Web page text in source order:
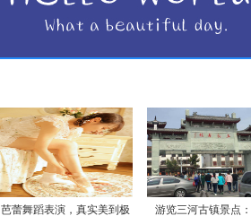
芭蕾舞蹈表演，真实美到极
游览三河古镇景点